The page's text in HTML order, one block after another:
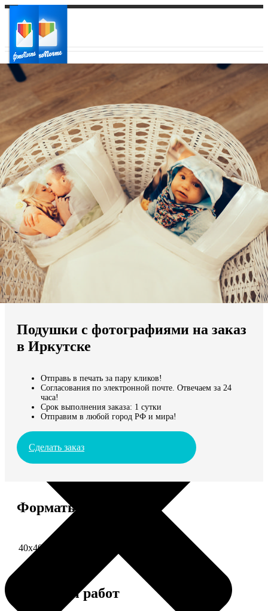
Ваш город:
Ваш регион доставки
Выберите из списка:
Мы доставляем по всему миру
Продолжить без города
Подушки с фотографиями на заказ
в Иркутске
Отправь в печать за пару кликов!
Согласования по электронной почте. Отвечаем за 24
часа!
Срок выполнения заказа: 1 сутки
Отправим в любой город РФ и мира!
Сделать заказ
Форматы и цены
40х40 односторонняя печать
Примеры работ